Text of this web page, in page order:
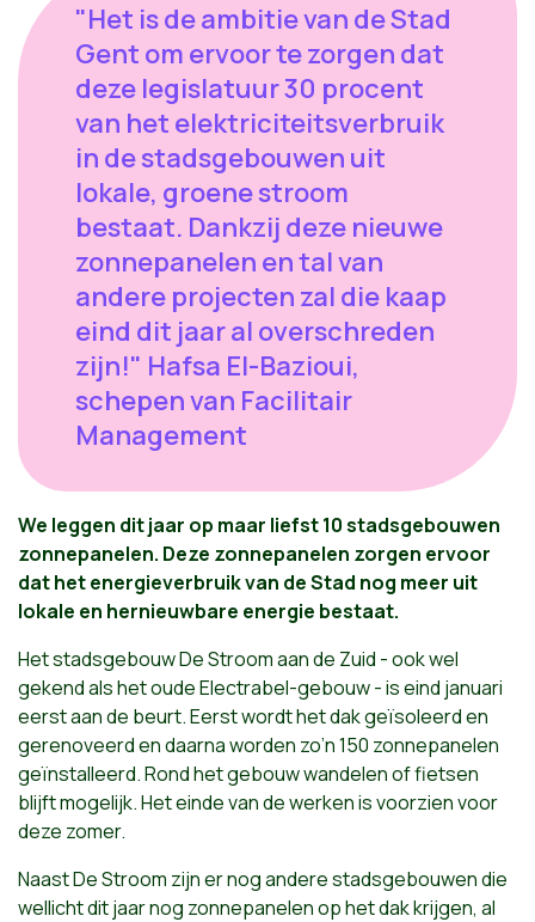
"Het is de ambitie van de Stad
Gent om ervoor te zorgen dat
deze legislatuur 30 procent
van het elektriciteitsverbruik
in de stadsgebouwen uit
lokale, groene stroom
bestaat. Dankzij deze nieuwe
zonnepanelen en tal van
andere projecten zal die kaap
eind dit jaar al overschreden
zijn!" Hafsa El-Bazioui,
schepen van Facilitair
Management
We leggen dit jaar op maar liefst 10 stadsgebouwen
zonnepanelen. Deze zonnepanelen zorgen ervoor
dat het energieverbruik van de Stad nog meer uit
lokale en hernieuwbare energie bestaat.
Het stadsgebouw De Stroom aan de Zuid - ook wel
gekend als het oude Electrabel-gebouw - is eind januari
eerst aan de beurt. Eerst wordt het dak geïsoleerd en
gerenoveerd en daarna worden zo’n 150 zonnepanelen
geïnstalleerd. Rond het gebouw wandelen of fietsen
blijft mogelijk. Het einde van de werken is voorzien voor
deze zomer.
Naast De Stroom zijn er nog andere stadsgebouwen die
wellicht dit jaar nog zonnepanelen op het dak krijgen, al